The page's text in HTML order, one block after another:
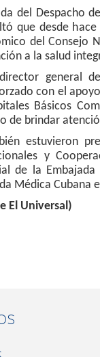
del Despacho
que desde
del Consejo
a la salud
general
con el
Básicos
de brindar
estuvieron
y
de la
Médica Cubana
El Universal)